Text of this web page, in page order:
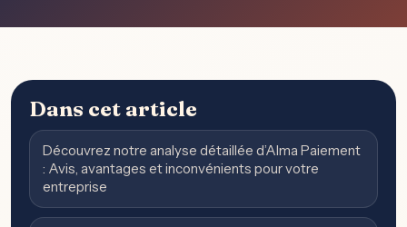
Dans cet article
Découvrez notre analyse détaillée d’Alma Paiement
: Avis, avantages et inconvénients pour votre
entreprise